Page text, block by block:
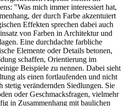
"Was mich immer interessiert hat,
der durch Farbe akzentuiert
Effekten sprechen dabei auch
von Farben in Architektur und
Eine durchdachte farbliche
Elemente oder Details betonen,
schaffen, Orientierung im
Beispiele zu nennen. Dabei sieht
als einen fortlaufenden und nicht
stetig verändernden Siedlungen. Sie
oder Geschmacksfragen, vielmehr
in Zusammenhang mit baulichen